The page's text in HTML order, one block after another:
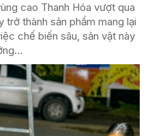
cao Thanh Hóa vượt qua
trở thành sản phẩm mang lại
chế biến sâu, sản vật này